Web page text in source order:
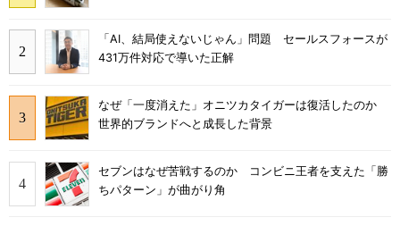
「AI、結局使えないじゃん」問題 セールスフォースが
431万件対応で導いた正解
なぜ「一度消えた」オニツカタイガーは復活したのか
世界的ブランドへと成長した背景
セブンはなぜ苦戦するのか コンビニ王者を支えた「勝
ちパターン」が曲がり角